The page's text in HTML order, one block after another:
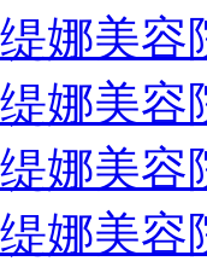
娜美容
娜美容
娜美容
娜美